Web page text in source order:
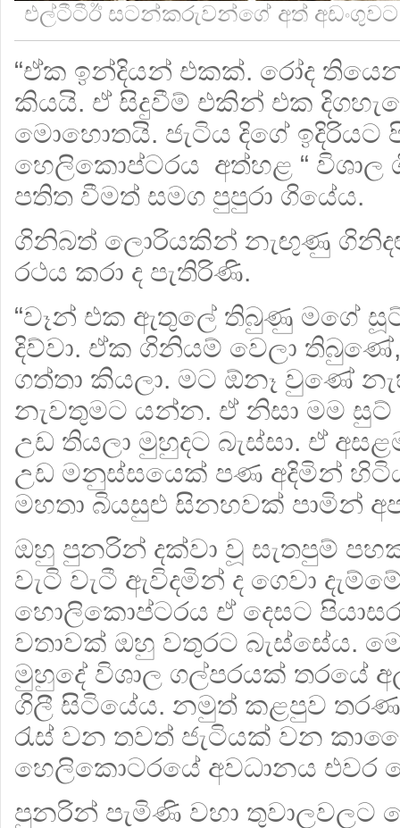
එල්ටීටීඊ සටන්කරුවන්ගේ අත්
“ඒක ඉන්දියන් එකක්. රෝද
කියයි. ඒ සිදුවීම් එකින් එක
මොහොතයි. ජැටිය දිගේ ඉදිරියට
හෙලිකොප්ටරය අත්හළ “
පතිත වීමත් සමග පුපුරා ගියේය.
ගිනිබත් ලොරියකින් නැඟුණු
රථය කරා ද පැතිරිණි.
“වෑන් එක ඇතුලේ තිබුණු මගේ
දිව්වා. ඒක ගිනියම් වෙලා
ගත්තා කියලා. මට ඕනෑ වුණේ
නැවතුමට යන්න. ඒ නිසා මම
උඩ තියලා මුහුදට බැස්සා. ඒ
උඩ මනුස්සයෙක් පණ අදිමින්
මහතා බියසුළු සිනහවක් පාමින්
ඔහු පුනරින් දක්වා වූ සැතපුම්
වැටි වැටී ඇවිදමින් ද ගෙවා
හොලිකොප්ටරය ඒ දෙසට
වතාවක් ඔහු වතුරට බැස්සේය.
මුහුදේ විශාල ගල්පරයක් තරයේ
ගිලී සිටියේය. නමුත් කළපුව
රැස් වන තවත් ජැටියක් වන
හෙලිකොටරයේ අවධානය එවර
පුනරින් පැමිණි වහා තුවාලවලට